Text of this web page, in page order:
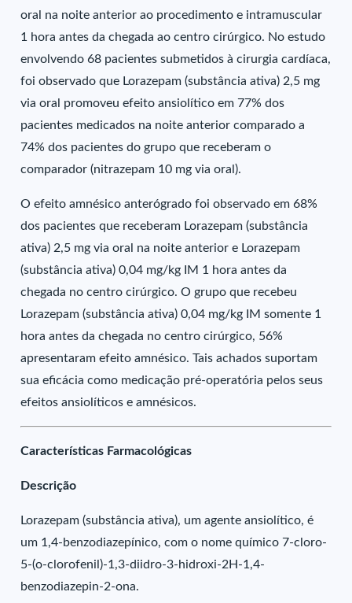
oral na noite anterior ao procedimento e intramuscular
1 hora antes da chegada ao centro cirúrgico. No estudo
envolvendo 68 pacientes submetidos à cirurgia cardíaca,
foi observado que Lorazepam (substância ativa) 2,5 mg
via oral promoveu efeito ansiolítico em 77% dos
pacientes medicados na noite anterior comparado a
74% dos pacientes do grupo que receberam o
comparador (nitrazepam 10 mg via oral).
O efeito amnésico anterógrado foi observado em 68%
dos pacientes que receberam Lorazepam (substância
ativa) 2,5 mg via oral na noite anterior e Lorazepam
(substância ativa) 0,04 mg/kg IM 1 hora antes da
chegada no centro cirúrgico. O grupo que recebeu
Lorazepam (substância ativa) 0,04 mg/kg IM somente 1
hora antes da chegada no centro cirúrgico, 56%
apresentaram efeito amnésico. Tais achados suportam
sua eficácia como medicação pré-operatória pelos seus
efeitos ansiolíticos e amnésicos.
Características Farmacológicas
Descrição
Lorazepam (substância ativa), um agente ansiolítico, é
um 1,4-benzodiazepínico, com o nome químico 7-cloro-
5-(o-clorofenil)-1,3-diidro-3-hidroxi-2H-1,4-
benzodiazepin-2-ona.